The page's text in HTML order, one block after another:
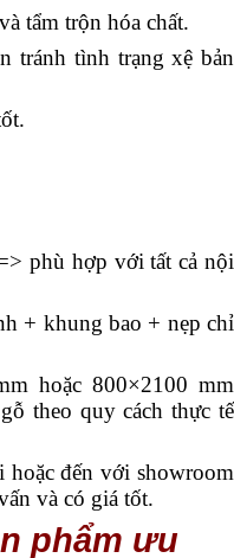
tẩm trộn hóa chất.
tránh tình trạng xệ bản
phù hợp với tất cả nội
+ khung bao + nẹp chỉ
hoặc 800×2100 mm
theo quy cách thực tế
đến với showroom
và có giá tốt.
phẩm ưu